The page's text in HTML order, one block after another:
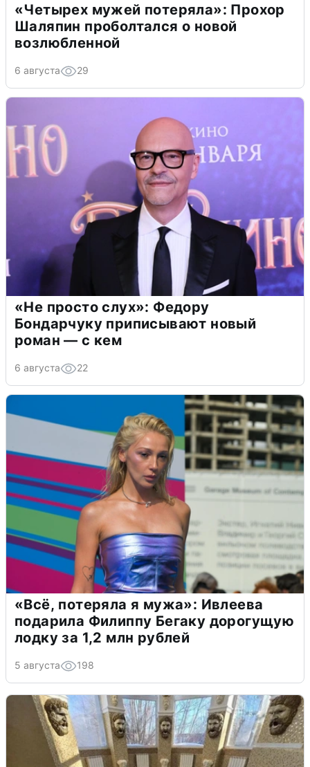
«Четырех мужей потеряла»: Прохор
Шаляпин проболтался о новой
возлюбленной
6 августа 29
«Не просто слух»: Федору
Бондарчуку приписывают новый
роман — с кем
6 августа 22
«Всё, потеряла я мужа»: Ивлеева
подарила Филиппу Бегаку дорогущую
лодку за 1,2 млн рублей
5 августа 198